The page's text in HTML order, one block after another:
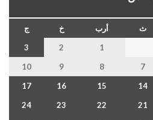
ث أرب خ
ج
1
2
3
7
8
9
10
14
15
16
17
21
22
23
24